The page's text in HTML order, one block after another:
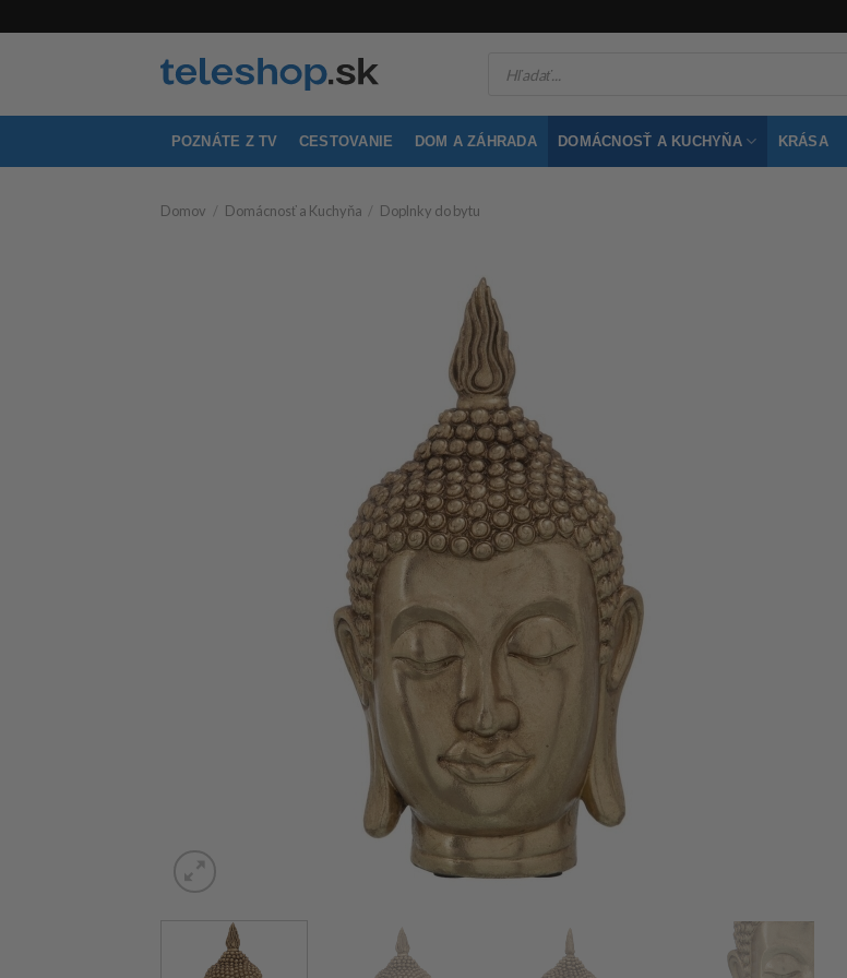
to
search
POZNÁTE Z TV CESTOVANIE DOM A ZÁHRADA DOMÁCNOSŤ A KUCHYŇA KRÁSA
Domov / Domácnosť a Kuchyňa / Doplnky do bytu